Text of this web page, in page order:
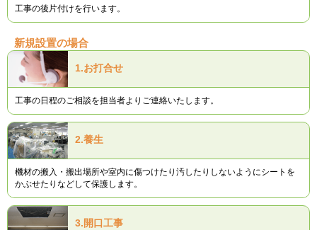
工事の後片付けを行います。
新規設置の場合
1.お打合せ
工事の日程のご相談を担当者よりご連絡いたします。
2.養生
機材の搬入・搬出場所や室内に傷つけたり汚したりしないようにシートを
かぶせたりなどして保護します。
3.開口工事